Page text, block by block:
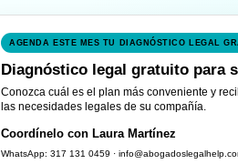
AGENDA ESTE MES TU DIAGNÓSTICO LEGAL
Diagnóstico legal gratuito para
Conozca cuál es el plan más conveniente y
las necesidades legales de su compañía.
Coordínelo con Laura Martínez
WhatsApp: 317 131 0459 ·